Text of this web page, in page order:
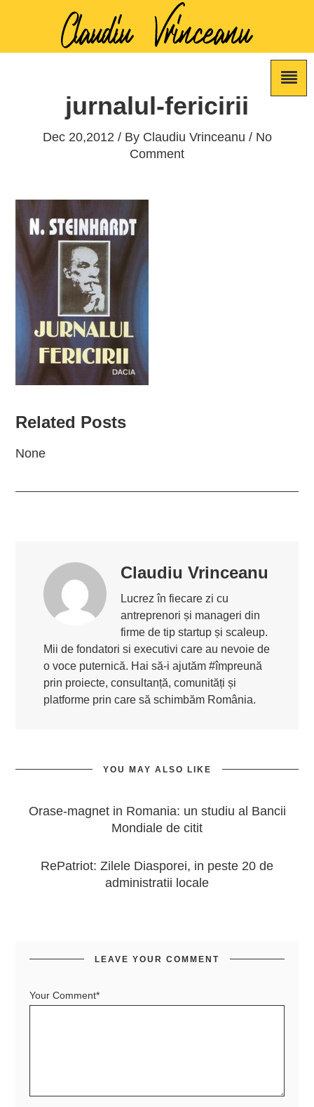
jurnalul-fericirii
Dec 20,2012 / By Claudiu Vrinceanu / No
Comment
Related Posts
None
Claudiu Vrinceanu
Lucrez în fiecare zi cu
antreprenori și manageri din
firme de tip startup și scaleup.
Mii de fondatori si executivi care au nevoie de
o voce puternică. Hai să-i ajutăm #împreună
prin proiecte, consultanță, comunități și
platforme prin care să schimbăm România.
YOU MAY ALSO LIKE
Orase-magnet in Romania: un studiu al Bancii
Mondiale de citit
RePatriot: Zilele Diasporei, in peste 20 de
administratii locale
LEAVE YOUR COMMENT
Your Comment*